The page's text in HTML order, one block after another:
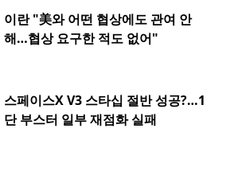
이란 "美와 어떤 협상에도 관여 안
해…협상 요구한 적도 없어"
스페이스X V3 스타십 절반 성공?…1
단 부스터 일부 재점화 실패